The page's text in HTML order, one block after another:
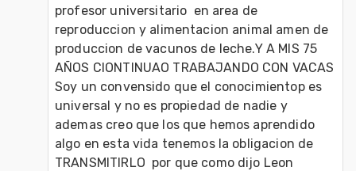
profesor universitario  en area de
reproduccion y alimentacion animal amen de
produccion de vacunos de leche.Y A MIS 75
AÑOS CIONTINUAO TRABAJANDO CON VACAS
Soy un convensido que el conocimientop es
universal y no es propiedad de nadie y
ademas creo que los que hemos aprendido
algo en esta vida tenemos la obligacion de
TRANSMITIRLO  por que como dijo Leon